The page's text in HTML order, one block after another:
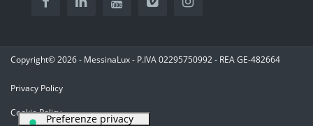
Copyright© 2026 - MessinaLux - P.IVA 02295750992 - REA GE-482664
Privacy Policy
Cookie Policy